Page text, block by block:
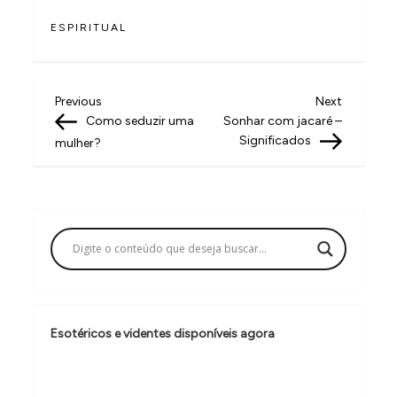
ESPIRITUAL
N
a
g
a
ç
o
Previous
Post
Previous
Como seduzir uma
mulher?
Next
Post
Next
Sonhar com jacaré –
Significados
Esotéricos e videntes disponíveis agora